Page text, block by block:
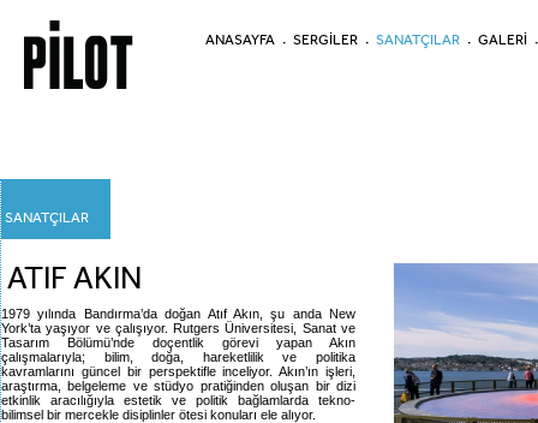
ANASAYFA SERGİLER SANATÇILAR GALERİ
SANATÇILAR
ATIF AKIN
1979 yılında Bandırma’da doğan Atıf Akın, şu anda New
York’ta yaşıyor ve çalışıyor. Rutgers Üniversitesi, Sanat ve
Tasarım Bölümü’nde doçentlik görevi yapan Akın
çalışmalarıyla; bilim, doğa, hareketlilik ve politika
kavramlarını güncel bir perspektifle inceliyor. Akın’ın işleri,
araştırma, belgeleme ve stüdyo pratiğinden oluşan bir dizi
etkinlik aracılığıyla estetik ve politik bağlamlarda tekno-
bilimsel bir mercekle disiplinler ötesi konuları ele alıyor.